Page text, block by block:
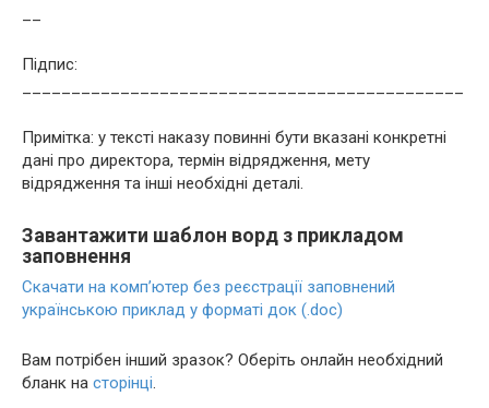
Підпис:
Примітка: у тексті наказу повинні бути вказані конкретні
дані про директора, термін відрядження, мету
відрядження та інші необхідні деталі.
Завантажити шаблон ворд з прикладом
заповнення
Скачати на комп’ютер без реєстрації заповнений
українською приклад у форматі док (.doc)
Вам потрібен інший зразок? Оберіть онлайн необхідний
бланк на сторінці.